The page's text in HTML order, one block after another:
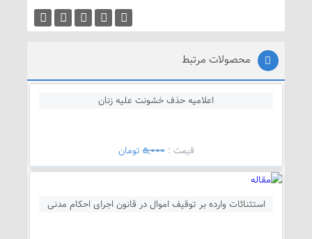
محصولات مرتبط
اعلامیه حذف خشونت علیه زنان
قيمت :5,000تومان
استثنائات وارده بر توقيف اموال در قانون اجرای احكام مدنی